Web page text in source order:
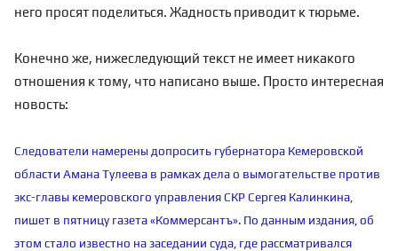
него просят поделиться. Жадность приводит к тюрьме.
Конечно же, нижеследующий текст не имеет никакого
отношения к тому, что написано выше. Просто интересная
новость:
Следователи намерены допросить губернатора Кемеровской
области Амана Тулеева в рамках дела о вымогательстве против
экс-главы кемеровского управления СКР Сергея Калинкина,
пишет в пятницу газета «Коммерсантъ». По данным издания, об
этом стало известно на заседании суда, где рассматривался